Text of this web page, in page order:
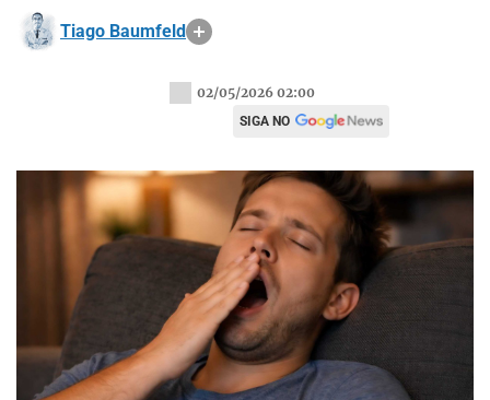
Tiago Baumfeld
02/05/2026 02:00
SIGA NO